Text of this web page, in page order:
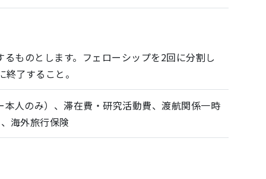
ものとします。フェローシップを2回に分割し
了すること。
人のみ）、滞在費・研究活動費、渡航関係一時
海外旅行保険